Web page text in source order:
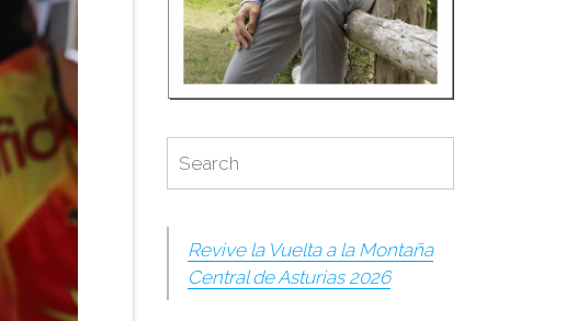
for:
Search
Revive la Vuelta a la Montaña
Central de Asturias 2026